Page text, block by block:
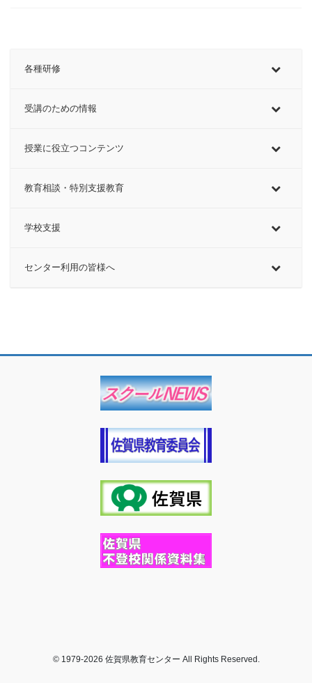
各種研修
受講のための情報
授業に役立つコンテンツ
教育相談・特別支援教育
学校支援
センター利用の皆様へ
© 1979-2026 佐賀県教育センター All Rights Reserved.